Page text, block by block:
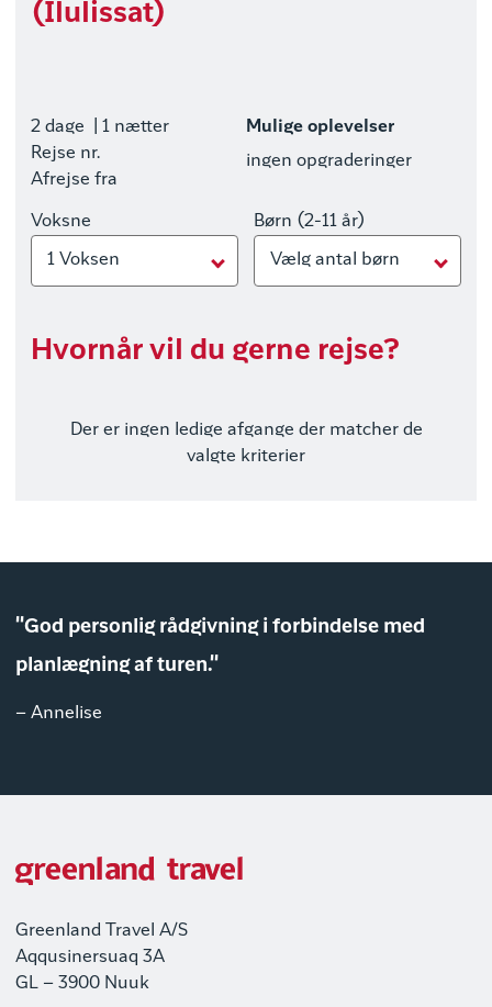
(Ilulissat)
2 dage
| 1 nætter
Rejse nr.
Afrejse fra
Mulige oplevelser
ingen opgraderinger
Voksne
1 Voksen
Børn (2-11 år)
Vælg antal børn
Hvornår vil du gerne rejse?
Der er ingen ledige afgange der matcher de
valgte kriterier
"God personlig rådgivning i forbindelse med
planlægning af turen."
– Annelise
Greenland Travel A/S
Aqqusinersuaq 3A
GL – 3900 Nuuk